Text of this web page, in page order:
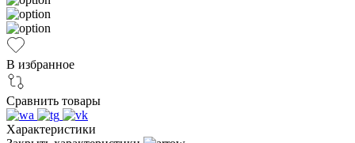
В избранное
Сравнить товары
Характеристики